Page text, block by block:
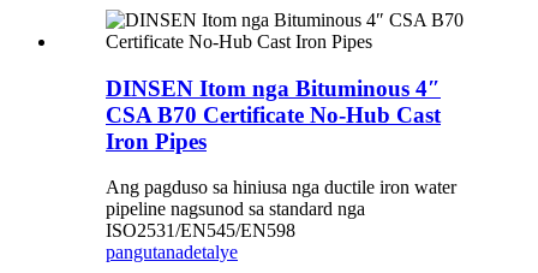
DINSEN Itom nga Bituminous 4″
CSA B70 Certificate No-Hub Cast
Iron Pipes
Ang pagduso sa hiniusa nga ductile iron water
pipeline nagsunod sa standard nga
ISO2531/EN545/EN598
pangutanadetalye